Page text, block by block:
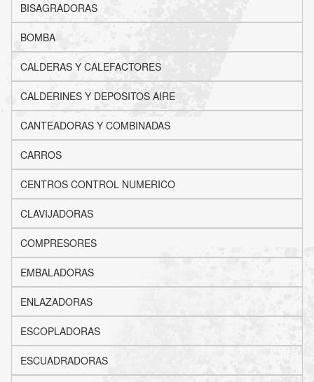
BISAGRADORAS
BOMBA
CALDERAS Y CALEFACTORES
CALDERINES Y DEPOSITOS AIRE
CANTEADORAS Y COMBINADAS
CARROS
CENTROS CONTROL NUMERICO
CLAVIJADORAS
COMPRESORES
EMBALADORAS
ENLAZADORAS
ESCOPLADORAS
ESCUADRADORAS